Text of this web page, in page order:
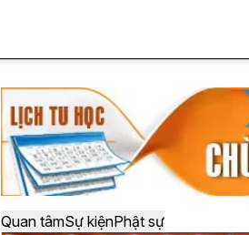
Quan tâmSự kiệnPhật sự